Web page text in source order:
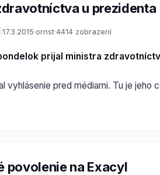
u prezidenta
17.3.2015·ornst·4414 zobrazení
prijal ministra
vyhlásenie pred médiami. Tu je jeho
povolenie na Exacyl